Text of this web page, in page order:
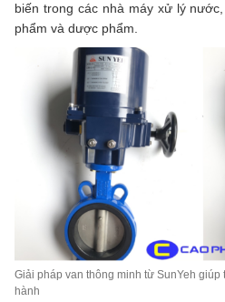
biến trong các nhà máy xử lý
phẩm và dược phẩm.
Giải pháp van thông minh từ SunYeh
hành